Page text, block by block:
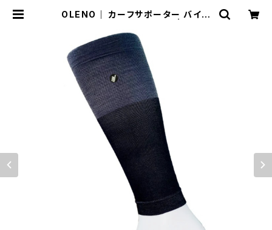
OLENO｜ カーフサポーター バイカ
ide Point